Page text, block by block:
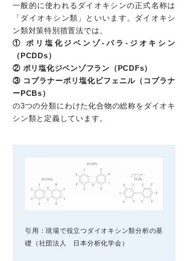
一般的に使われるダイオキシンの正式名称は
「ダイオキシン類」といいます。ダイオキシ
ン類対策特別措置法では、
① ポリ塩化ジベンゾ-パラ-ジオキシン
（PCDDs）
② ポリ塩化ジベンゾフラン（PCDFs）
③ コプラナーポリ塩化ビフェニル（コプラナ
ーPCBs）
の3つの分類にわけた化合物の総称をダイオキ
シン類と定義しています。
引用：現場で役立つダイオキシン類分析の基
礎（社団法人 日本分析化学会）